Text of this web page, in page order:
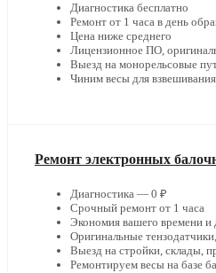
Диагностика бесплатно
Ремонт от 1 часа в день
Цена ниже среднего
Лицензионное ПО,
Выезд на монорельсовые
Чиним весы для
Ремонт электронных
Диагностика — 0 ₽
Срочный ремонт от 1 часа
Экономия вашего времени и
Оригинальные
Выезд на стройки, склады,
Ремонтируем весы на базе